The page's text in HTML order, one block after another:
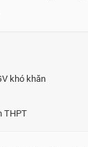
khó khăn
THPT